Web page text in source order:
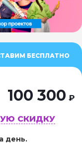
БЕСПЛАТНО
100 300 ₽
СКИДКУ
день.